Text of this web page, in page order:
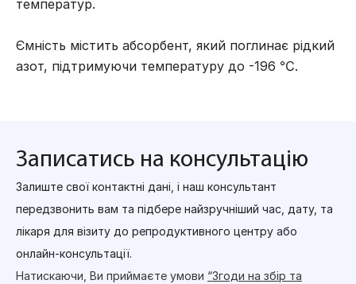
температур.
Ємність містить абсорбент, який поглинає рідкий
азот, підтримуючи температуру до -196 ℃.
Записатись на консультацію
Залиште свої контактні дані, і наш консультант
передзвонить вам та підбере найзручніший час, дату, та
лікаря для візиту до репродуктивного центру або
онлайн-консультації.
Натискаючи, Ви приймаєте умови “Згоди на збір та